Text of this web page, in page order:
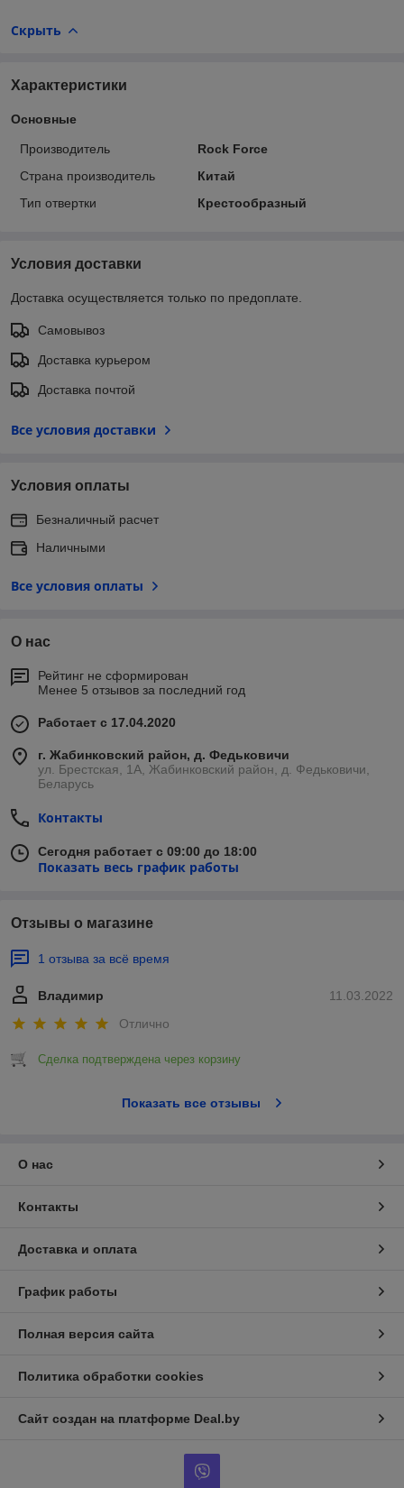
Скрыть
Характеристики
Основные
Производитель
Rock Force
Страна производитель
Китай
Тип отвертки
Крестообразный
Условия доставки
Доставка осуществляется только по предоплате.
Самовывоз
Доставка курьером
Доставка почтой
Все условия доставки
Условия оплаты
Безналичный расчет
Наличными
Все условия оплаты
О нас
Рейтинг не сформирован
Менее 5 отзывов за последний год
Работает с 17.04.2020
г. Жабинковский район, д. Федьковичи
ул. Брестская, 1А, Жабинковский район, д. Федьковичи,
Беларусь
Контакты
Сегодня работает с 09:00 до 18:00
Показать весь график работы
Отзывы о магазине
1 отзыва за всё время
11.03.2022
Владимир
Отлично
Сделка подтверждена через корзину
Показать все отзывы
О нас
Контакты
Доставка и оплата
График работы
Полная версия сайта
Политика обработки cookies
Сайт создан на платформе Deal.by